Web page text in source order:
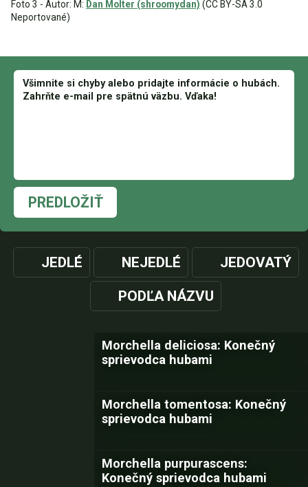
Foto 3 - Autor: M: Dan Molter (shroomydan) (CC BY-SA 3.0
Neportované)
PREDLOŽIŤ
JEDLÉ NEJEDLÉ JEDOVATÝ
PODĽA NÁZVU
Morchella deliciosa: Konečný
sprievodca hubami
Morchella tomentosa: Konečný
sprievodca hubami
Morchella purpurascens:
Konečný sprievodca hubami